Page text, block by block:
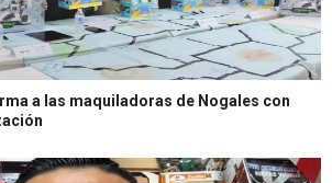
a las maquiladoras de Nogales con